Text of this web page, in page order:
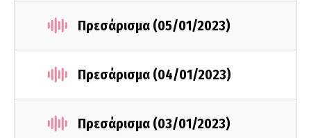
Πρεσάρισμα (05/01/2023)
Πρεσάρισμα (04/01/2023)
Πρεσάρισμα (03/01/2023)